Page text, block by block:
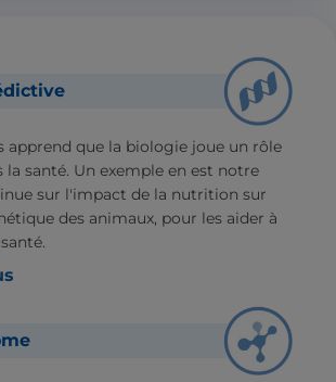
apprend que la biologie joue un rôle
santé. Un exemple en est notre
sur l'impact de la nutrition sur
des animaux, pour les aider à